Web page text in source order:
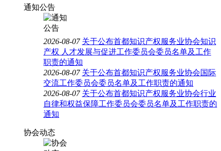
通知公告
2026-08-07 关于公布首都知识产权服务业协会知识
产权 人才发展与促进工作委员会委员名单及工作
职责的通知
2026-08-07 关于公布首都知识产权服务业协会国际
交流工作委员会委员名单及工作职责的通知
2026-08-07 关于公布首都知识产权服务业协会行业
自律和权益保障工作委员会委员名单及工作职责的
通知
协会动态